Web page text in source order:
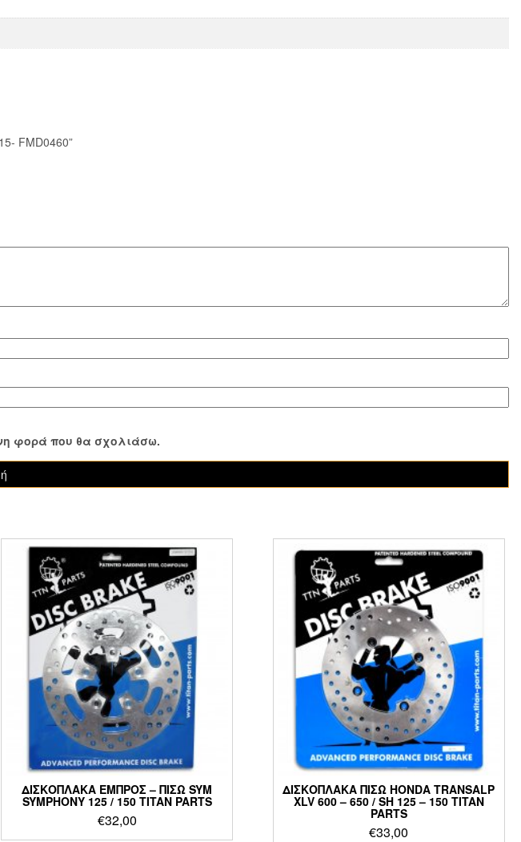
FMD0460”
φορά που θα σχολιάσω.
ΔΙΣΚΟΠΛΑΚΑ ΕΜΠΡΟΣ – ΠΙΣΩ SYM
SYMPHONY 125 / 150 TITAN PARTS
€32,00
ΔΙΣΚΟΠΛΑΚΑ ΠΙΣΩ HONDA TRANSALP
XLV 600 – 650 / SH 125 – 150 TITAN
PARTS
€33,00